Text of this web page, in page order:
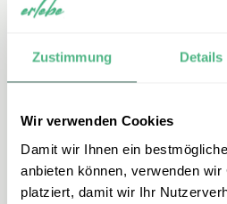
Zustimmung Details
Wir verwenden Cookies
Damit wir Ihnen ein
anbieten können, verwenden
platziert, damit wir Ihr
E-Mail